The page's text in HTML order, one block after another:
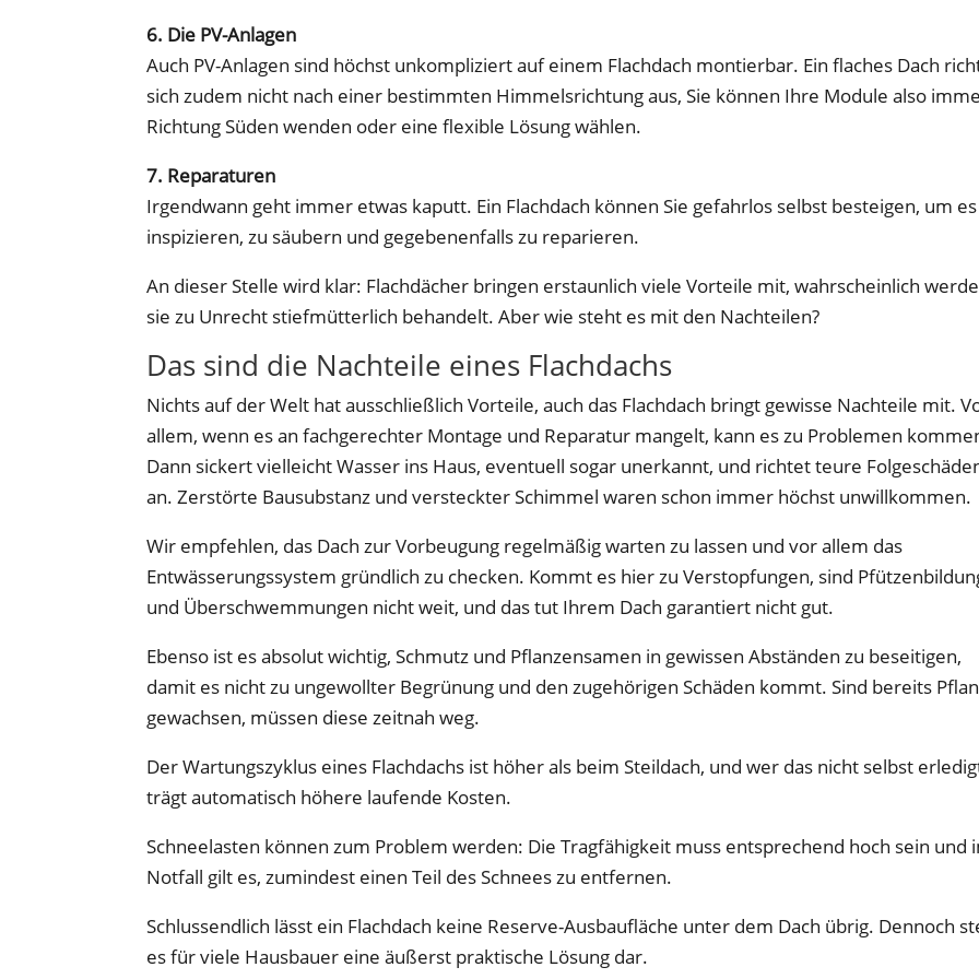
6. Die PV-Anlagen
Auch PV-Anlagen sind höchst unkompliziert auf einem Flachdach montierbar. Ein flaches Dach
sich zudem nicht nach einer bestimmten Himmelsrichtung aus, Sie können Ihre Module also
Richtung Süden wenden oder eine flexible Lösung wählen.
7. Reparaturen
Irgendwann geht immer etwas kaputt. Ein Flachdach können Sie gefahrlos selbst besteigen, um
inspizieren, zu säubern und gegebenenfalls zu reparieren.
An dieser Stelle wird klar: Flachdächer bringen erstaunlich viele Vorteile mit, wahrscheinlich
sie zu Unrecht stiefmütterlich behandelt. Aber wie steht es mit den Nachteilen?
Das sind die Nachteile eines Flachdachs
Nichts auf der Welt hat ausschließlich Vorteile, auch das Flachdach bringt gewisse Nachteile mit.
allem, wenn es an fachgerechter Montage und Reparatur mangelt, kann es zu Problemen
Dann sickert vielleicht Wasser ins Haus, eventuell sogar unerkannt, und richtet teure
an. Zerstörte Bausubstanz und versteckter Schimmel waren schon immer höchst unwillkommen.
Wir empfehlen, das Dach zur Vorbeugung regelmäßig warten zu lassen und vor allem das
Entwässerungssystem gründlich zu checken. Kommt es hier zu Verstopfungen, sind
und Überschwemmungen nicht weit, und das tut Ihrem Dach garantiert nicht gut.
Ebenso ist es absolut wichtig, Schmutz und Pflanzensamen in gewissen Abständen zu beseitigen,
damit es nicht zu ungewollter Begrünung und den zugehörigen Schäden kommt. Sind bereits
gewachsen, müssen diese zeitnah weg.
Der Wartungszyklus eines Flachdachs ist höher als beim Steildach, und wer das nicht selbst
trägt automatisch höhere laufende Kosten.
Schneelasten können zum Problem werden: Die Tragfähigkeit muss entsprechend hoch sein und
Notfall gilt es, zumindest einen Teil des Schnees zu entfernen.
Schlussendlich lässt ein Flachdach keine Reserve-Ausbaufläche unter dem Dach übrig. Dennoch
es für viele Hausbauer eine äußerst praktische Lösung dar.